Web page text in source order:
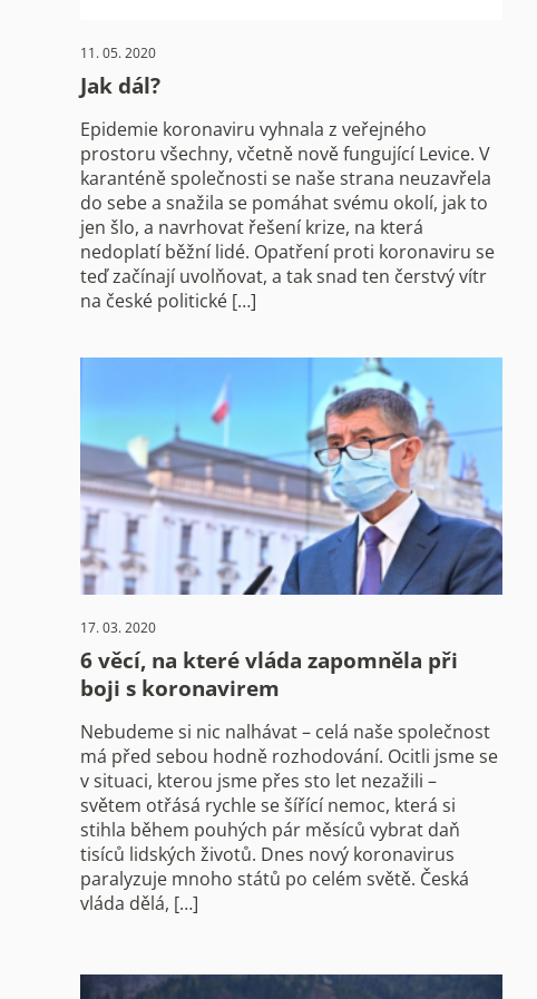
11. 05. 2020
Jak dál?
Epidemie koronaviru vyhnala z veřejného
prostoru všechny, včetně nově fungující Levice. V
karanténě společnosti se naše strana neuzavřela
do sebe a snažila se pomáhat svému okolí, jak to
jen šlo, a navrhovat řešení krize, na která
nedoplatí běžní lidé. Opatření proti koronaviru se
teď začínají uvolňovat, a tak snad ten čerstvý vítr
na české politické […]
17. 03. 2020
6 věcí, na které vláda zapomněla při
boji s koronavirem
Nebudeme si nic nalhávat – celá naše společnost
má před sebou hodně rozhodování. Ocitli jsme se
v situaci, kterou jsme přes sto let nezažili –
světem otřásá rychle se šířící nemoc, která si
stihla během pouhých pár měsíců vybrat daň
tisíců lidských životů. Dnes nový koronavirus
paralyzuje mnoho států po celém světě. Česká
vláda dělá, […]